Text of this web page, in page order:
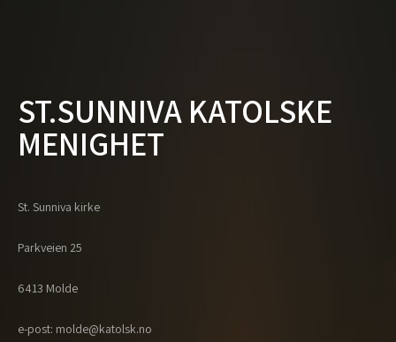
ST.SUNNIVA KATOLSKE
MENIGHET
St. Sunniva kirke
Parkveien 25
6413 Molde
e-post: molde@katolsk.no